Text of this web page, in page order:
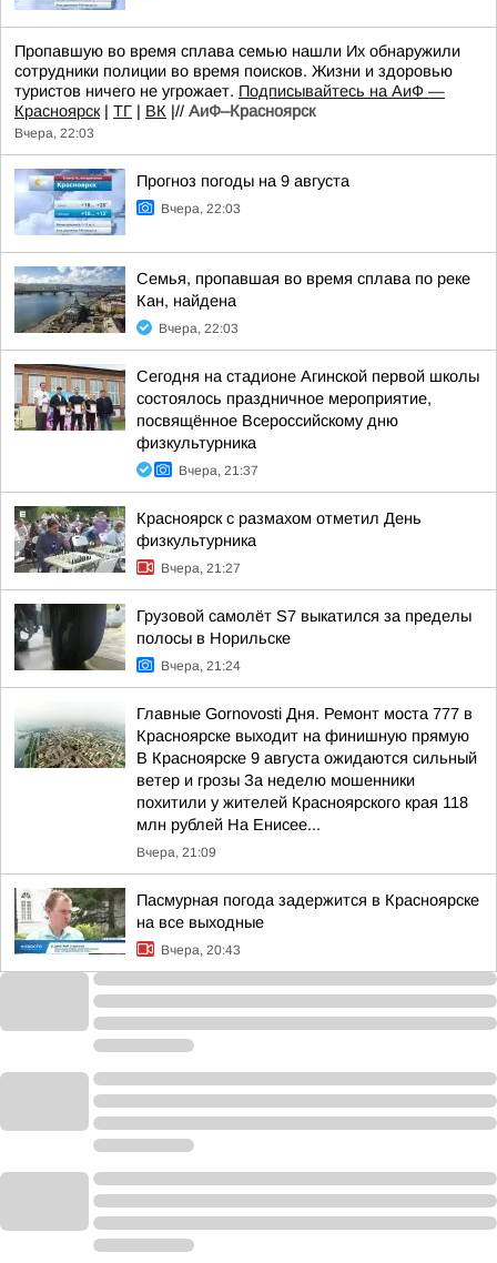
Пропавшую во время сплава семью нашли Их обнаружили
сотрудники полиции во время поисков. Жизни и здоровью
туристов ничего не угрожает. Подписывайтесь на АиФ —
Красноярск| ТГ | ВК |// АиФ–Красноярск
Вчера, 22:03
Прогноз погоды на 9 августа
Вчера, 22:03
Семья, пропавшая во время сплава по реке
Кан, найдена
Вчера, 22:03
Сегодня на стадионе Агинской первой школы
состоялось праздничное мероприятие,
посвящённое Всероссийскому дню
физкультурника
Вчера, 21:37
Красноярск с размахом отметил День
физкультурника
Вчера, 21:27
Грузовой самолёт S7 выкатился за пределы
полосы в Норильске
Вчера, 21:24
Главные Gornovosti Дня. Ремонт моста 777 в
Красноярске выходит на финишную прямую
В Красноярске 9 августа ожидаются сильный
ветер и грозы За неделю мошенники
похитили у жителей Красноярского края 118
млн рублей На Енисее...
Вчера, 21:09
Пасмурная погода задержится в Красноярске
на все выходные
Вчера, 20:43